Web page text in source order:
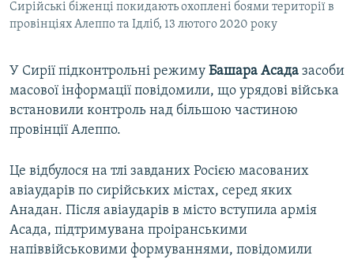
ІНФОГРАФІКА
ДОЛУЧАЙСЯ!
Усі сайти RFE/RL
Сирійські біженці покидають охоплені боями території в
провінціях Алеппо та Ідліб, 13 лютого 2020 року
У Сирії підконтрольні режиму Башара Асада засоби
масової інформації повідомили, що урядові війська
встановили контроль над більшою частиною
провінції Алеппо.
Це відбулося на тлі завданих Росією масованих
авіаударів по сирійських містах, серед яких
Анадан. Після авіаударів в місто вступила армія
Асада, підтримувана проіранськими
напіввійськовими формуваннями, повідомили